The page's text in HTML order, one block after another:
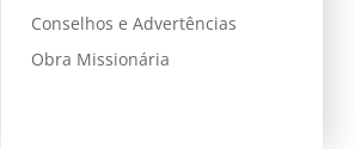
Conselhos e Advertências
Obra Missionária